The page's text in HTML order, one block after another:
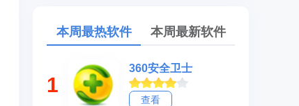
本周最热软件 本周最新软件
1
360安全卫士
查看